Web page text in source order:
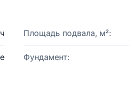
Площадь подвала, м²:
Фундамент: